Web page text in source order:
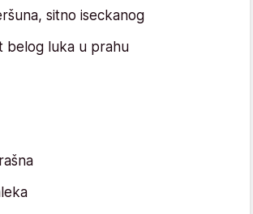
sitno iseckanog
belog luka u prahu